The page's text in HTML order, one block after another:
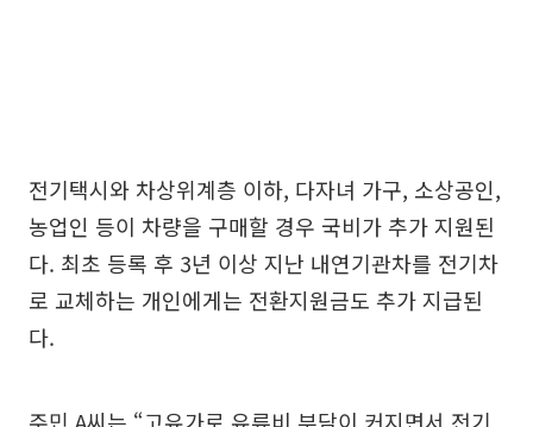
전기택시와 차상위계층 이하, 다자녀 가구, 소상공인,
농업인 등이 차량을 구매할 경우 국비가 추가 지원된
다. 최초 등록 후 3년 이상 지난 내연기관차를 전기차
로 교체하는 개인에게는 전환지원금도 추가 지급된
다.